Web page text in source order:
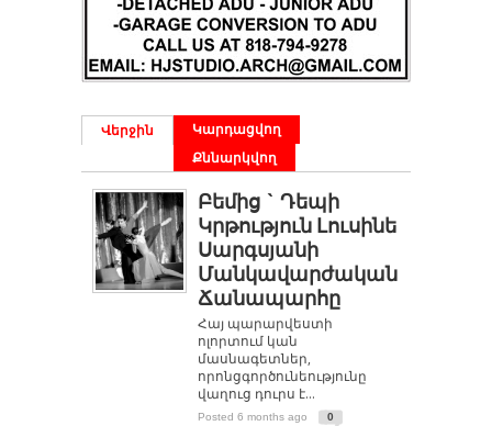
Վերջին
Կարդացվող
Քննարկվող
Բեմից ` Դեպի
Կրթություն Լուսինե
Սարգսյանի
Մանկավարժական
Ճանապարհը
Հայ պարարվեստի
ոլորտում կան
մասնագետներ,
որոնցգործունեությունը
վաղուց դուրս է...
Posted 6 months ago 0